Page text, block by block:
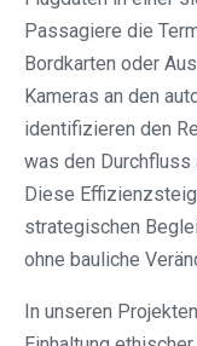
Passagiere die
Bordkarten oder
Kameras an den
identifizieren den
was den Durchfluss
Diese
strategischen
ohne bauliche
In unseren